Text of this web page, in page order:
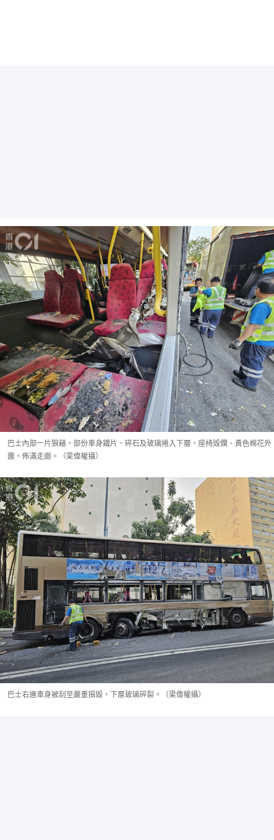
巴士內部一片狼藉，部份車身鐵片、碎石及玻璃捲入下層，座椅毁爛、黃色棉花外
露，佈滿走廊。（梁偉權攝）
巴士右邊車身被刮至嚴重損毀，下層玻璃碎裂。（梁偉權攝）